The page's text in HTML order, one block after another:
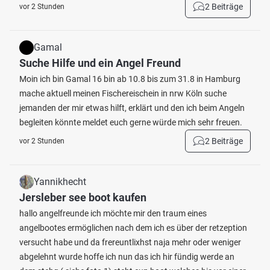
vor 2 Stunden 2 Beiträge
Gamal
Suche Hilfe und ein Angel Freund
Moin ich bin Gamal 16 bin ab 10.8 bis zum 31.8 in Hamburg
mache aktuell meinen Fischereischein in nrw Köln suche
jemanden der mir etwas hilft, erklärt und den ich beim Angeln
begleiten könnte meldet euch gerne würde mich sehr freuen.
vor 2 Stunden 2 Beiträge
Yannikhecht
Jersleber see boot kaufen
hallo angelfreunde ich möchte mir den traum eines
angelbootes ermöglichen nach dem ich es über der retzeption
versucht habe und da frereuntlixhst naja mehr oder weniger
abgelehnt wurde hoffe ich nun das ich hir fündig werde an